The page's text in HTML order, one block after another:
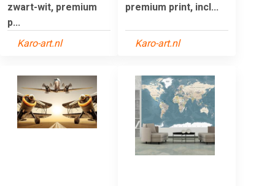
zwart-wit, premium
p...
Karo-art.nl
premium print, incl...
Karo-art.nl